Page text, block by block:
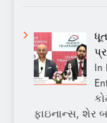
In
ફાઇનાન્સ, શેર